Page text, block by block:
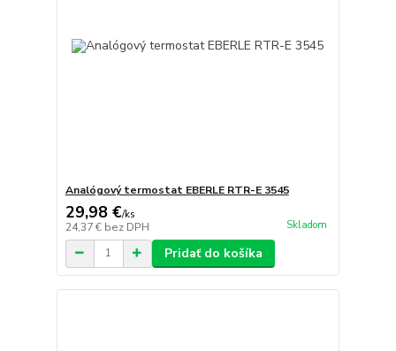
Analógový termostat EBERLE RTR-E 3545
29,98 €/ks
24,37 € bez DPH Skladom
Pridať do košíka